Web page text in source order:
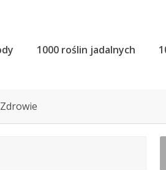
1000 roślin jadalnych
Zdrowie